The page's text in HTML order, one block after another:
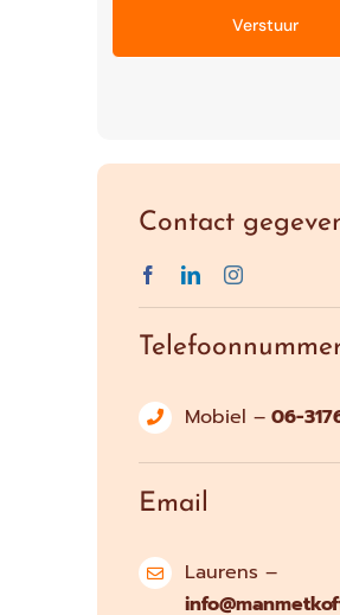
Contact
Mobiel –06-
Email
Laurens –